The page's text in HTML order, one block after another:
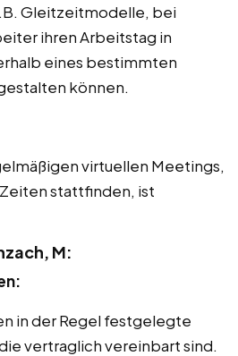
Gleitzeitmodelle, bei
ihren Arbeitstag in
eines bestimmten
können.
virtuellen Meetings,
stattfinden, ist
M:
in der Regel festgelegte
vertraglich vereinbart sind.